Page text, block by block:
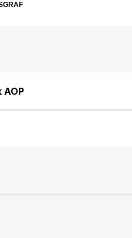
td&gt;&lt;/tr&gt;&lt;tr